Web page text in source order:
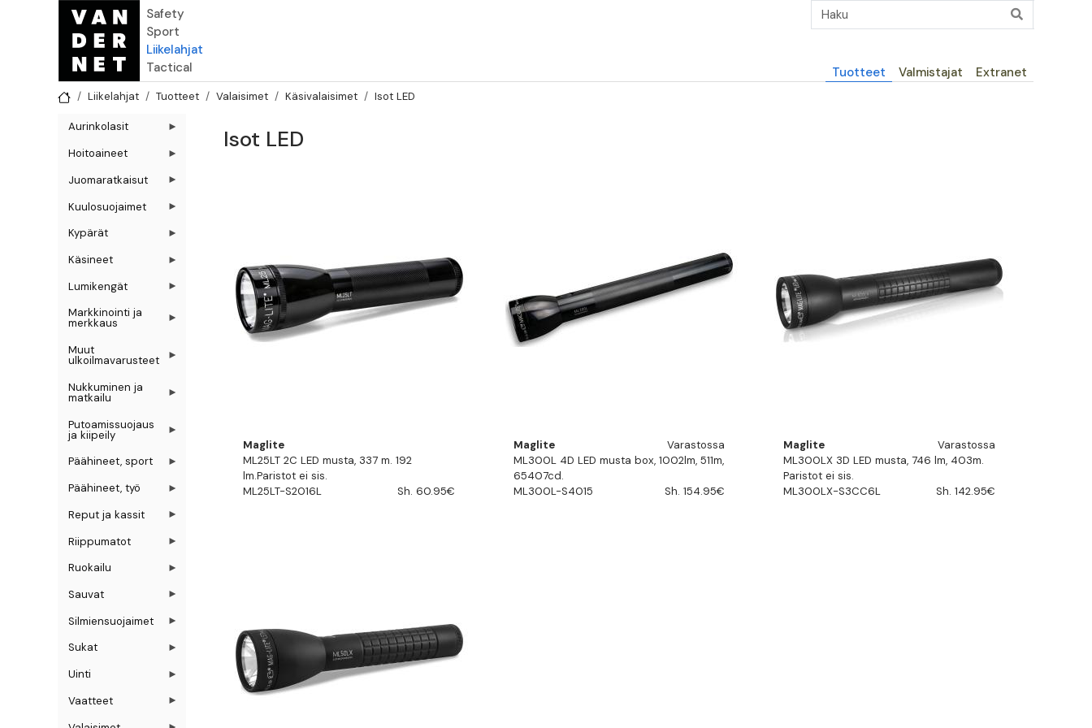
Hyppää pääsisältöön
Safety
Sport
Liikelahjat
Tactical
Päävalikko
Tuotteet Valmistajat Extranet
Liikelahjat Tuotteet Valaisimet Käsivalaisimet Isot LED
Isot LED
Maglite
ML25LT 2C LED musta, 337 m. 192
lm.Paristot ei sis.
ML25LT-S2016L
Sh. 60.95€
Maglite
Varastossa
ML300L 4D LED musta box, 1002lm, 511m,
65407cd.
ML300L-S4015
Sh. 154.95€
Maglite
Varastossa
ML300LX 3D LED musta, 746 lm, 403m.
Paristot ei sis.
ML300LX-S3CC6L
Sh. 142.95€
Aurinkolasit
Hoitoaineet
Juomaratkaisut
Kuulosuojaimet
Kypärät
Käsineet
Lumikengät
Markkinointi ja
merkkaus
Muut
ulkoilmavarusteet
Nukkuminen ja
matkailu
Putoamissuojaus
ja kiipeily
Päähineet, sport
Päähineet, työ
Reput ja kassit
Riippumatot
Ruokailu
Sauvat
Silmiensuojaimet
Sukat
Uinti
Vaatteet